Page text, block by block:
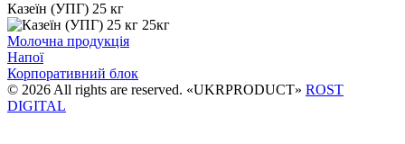
Казеїн (УПГ) 25 кг
25кг
Молочна продукція
Напої
Корпоративний блок
© 2026 All rights are reserved. «UKRPRODUCT» ROST
DIGITAL